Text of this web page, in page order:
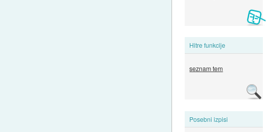
Hitre funkcije
seznam tem
Posebni izpisi